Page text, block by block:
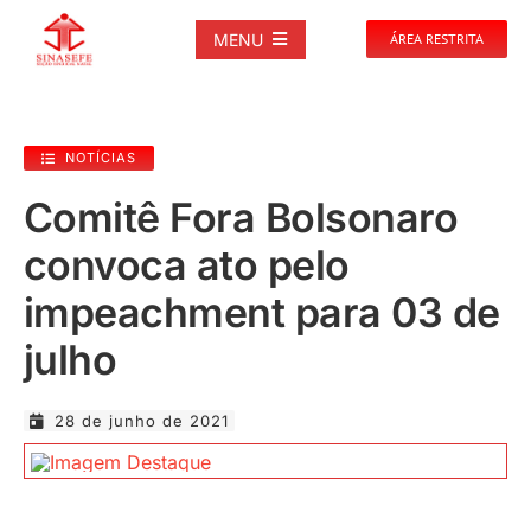
MENU
NOTÍCIAS
PUBLICAÇÕES
DOCUMENTOS
GALERIAS
ÁREA RESTRITA
NOTÍCIAS
Comitê Fora Bolsonaro
convoca ato pelo
impeachment para 03 de
julho
28 de junho de 2021